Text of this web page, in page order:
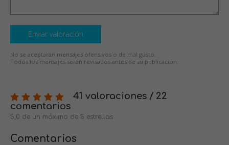
Enviar valoración
No se aceptarán mensajes ofensivos o de mal gusto.
Todos los mensajes serán revisados antes de su publicación.
41 valoraciones / 22
comentarios
5,0 de un máximo de 5 estrellas
Comentarios